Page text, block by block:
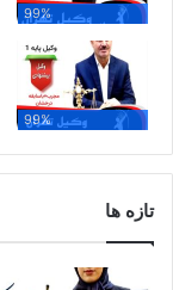
99%
99%
تازه ها